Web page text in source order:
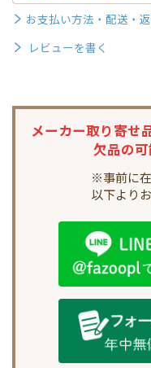
お支払い方法・配送・
レビューを書く
メーカー取り寄せ
欠品の可
※事前に在
以下より